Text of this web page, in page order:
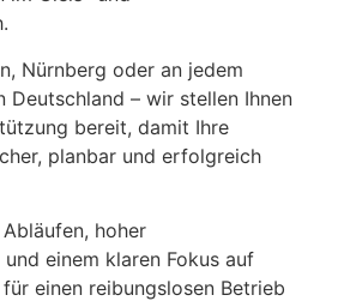
Nürnberg oder an jedem
Deutschland – wir stellen Ihnen
bereit, damit Ihre
planbar und erfolgreich
hoher
einem klaren Fokus auf
einen reibungslosen Betrieb